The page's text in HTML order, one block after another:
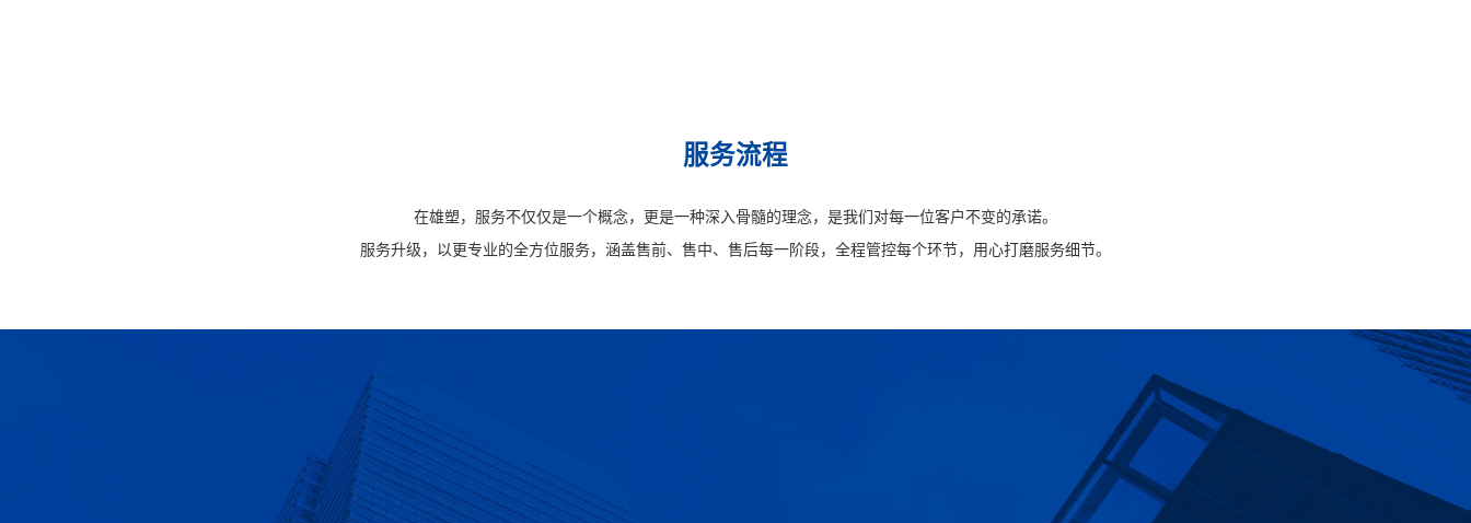
服务流程
在雄塑，服务不仅仅是一个概念，更是一种深入骨髓的理念，是我们对每一位客户不变的承诺。
服务升级，以更专业的全方位服务，涵盖售前、售中、售后每一阶段，全程管控每个环节，用心打磨服务细节。